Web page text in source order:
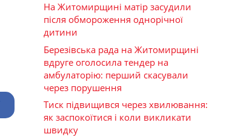
На Житомирщині матір засудили
після обмороження однорічної
дитини
Березівська рада на Житомирщині
вдруге оголосила тендер на
амбулаторію: перший скасували
через порушення
Тиск підвищився через хвилювання:
як заспокоїтися і коли викликати
швидку